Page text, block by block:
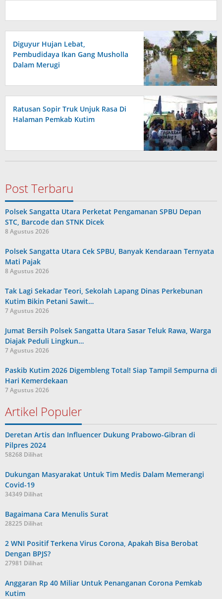
Diguyur Hujan Lebat,
Pembudidaya Ikan Gang Musholla
Dalam Merugi
Ratusan Sopir Truk Unjuk Rasa Di
Halaman Pemkab Kutim
Post Terbaru
Polsek Sangatta Utara Perketat Pengamanan SPBU Depan
STC, Barcode dan STNK Dicek
8 Agustus 2026
Polsek Sangatta Utara Cek SPBU, Banyak Kendaraan Ternyata
Mati Pajak
8 Agustus 2026
Tak Lagi Sekadar Teori, Sekolah Lapang Dinas Perkebunan
Kutim Bikin Petani Sawit…
7 Agustus 2026
Jumat Bersih Polsek Sangatta Utara Sasar Teluk Rawa, Warga
Diajak Peduli Lingkun…
7 Agustus 2026
Paskib Kutim 2026 Digembleng Total! Siap Tampil Sempurna di
Hari Kemerdekaan
7 Agustus 2026
Artikel Populer
Deretan Artis dan Influencer Dukung Prabowo-Gibran di
Pilpres 2024
58268 Dilihat
Dukungan Masyarakat Untuk Tim Medis Dalam Memerangi
Covid-19
34349 Dilihat
Bagaimana Cara Menulis Surat
28225 Dilihat
2 WNI Positif Terkena Virus Corona, Apakah Bisa Berobat
Dengan BPJS?
27981 Dilihat
Anggaran Rp 40 Miliar Untuk Penanganan Corona Pemkab
Kutim